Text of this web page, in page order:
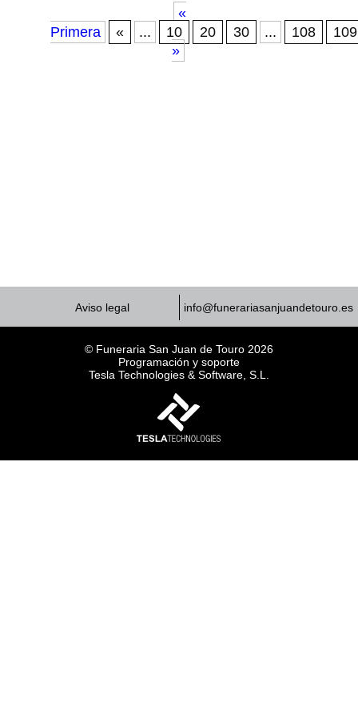
«
Primera
« ... 10 20 30 ... 108
109
»
Aviso legal info@funerariasanjuandetouro.es
© Funeraria San Juan de Touro 2026
Programación y soporte
Tesla Technologies & Software, S.L.